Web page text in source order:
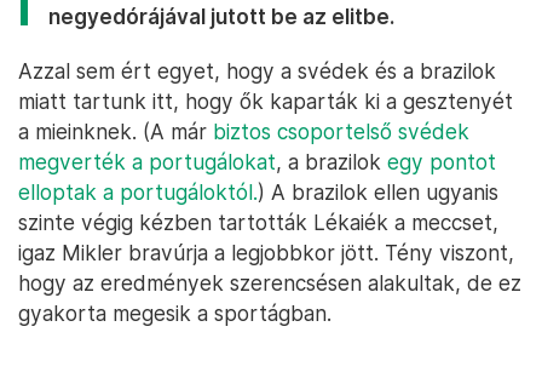
negyedórájával jutott be az elitbe.
Azzal sem ért egyet, hogy a svédek és a brazilok
miatt tartunk itt, hogy ők kaparták ki a gesztenyét
a mieinknek. (A már biztos csoportelső svédek
megverték a portugálokat, a brazilok egy pontot
elloptak a portugáloktól.) A brazilok ellen ugyanis
szinte végig kézben tartották Lékaiék a meccset,
igaz Mikler bravúrja a legjobbkor jött. Tény viszont,
hogy az eredmények szerencsésen alakultak, de ez
gyakorta megesik a sportágban.